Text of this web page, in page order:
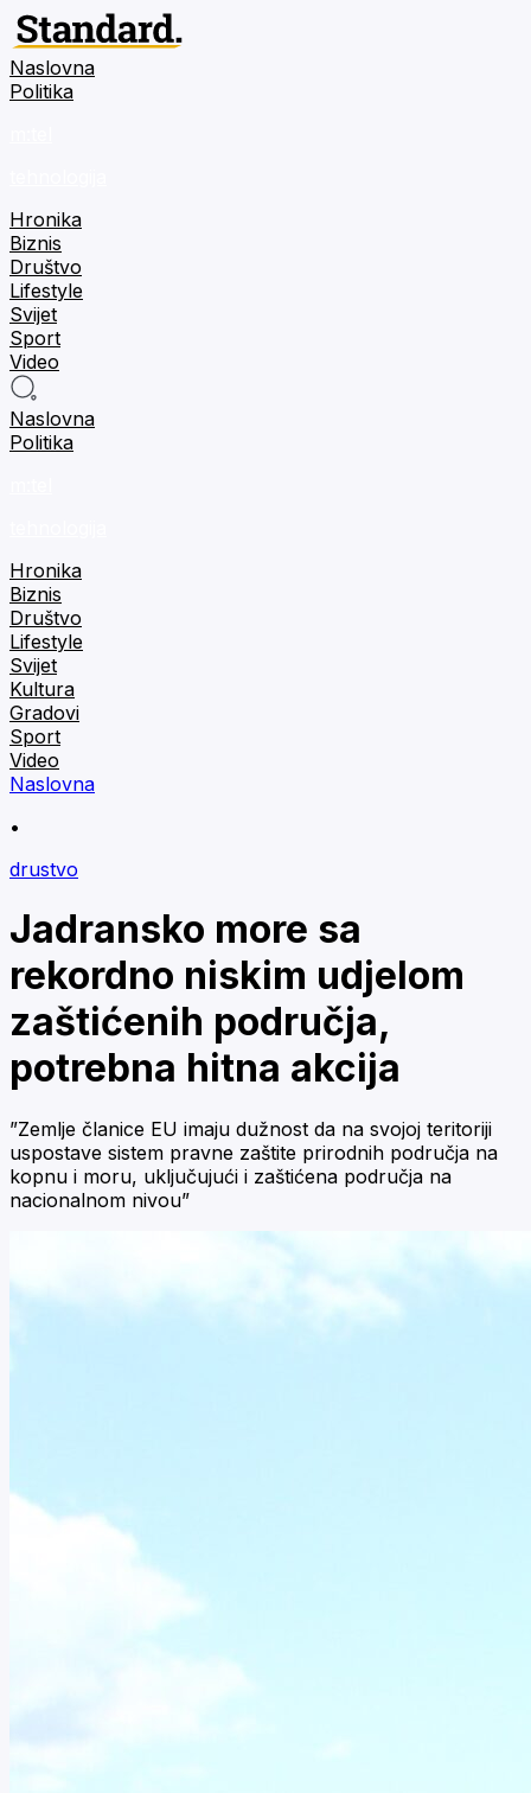
Naslovna
Politika
Hronika
Biznis
Društvo
Lifestyle
Svijet
Sport
Video
Naslovna
Politika
Hronika
Biznis
Društvo
Lifestyle
Svijet
Kultura
Gradovi
Sport
Video
Naslovna
•
drustvo
Jadransko more sa
rekordno niskim udjelom
zaštićenih područja,
potrebna hitna akcija
”Zemlje članice EU imaju dužnost da na svojoj teritoriji
uspostave sistem pravne zaštite prirodnih područja na
kopnu i moru, uključujući i zaštićena područja na
nacionalnom nivou”